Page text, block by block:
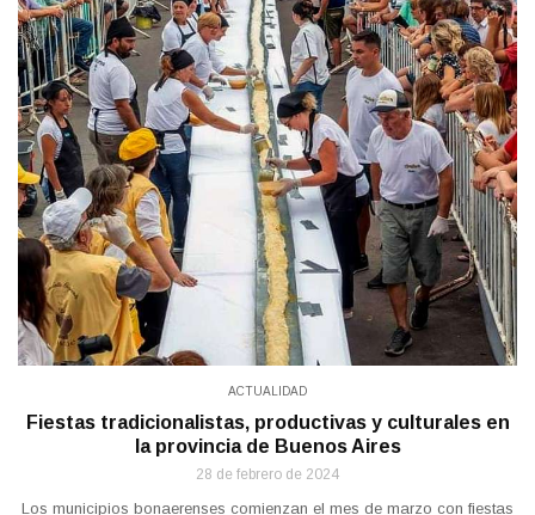
ACTUALIDAD
Fiestas tradicionalistas, productivas y culturales en
la provincia de Buenos Aires
28 de febrero de 2024
Los municipios bonaerenses comienzan el mes de marzo con fiestas